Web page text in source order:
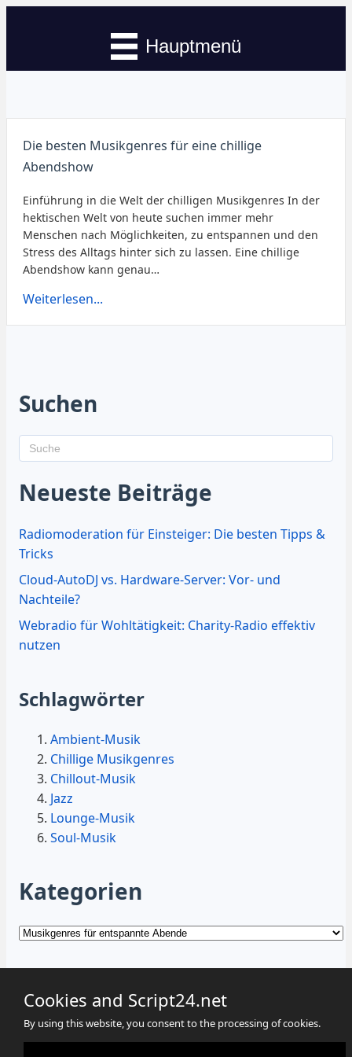
Hauptmenü
Die besten Musikgenres für eine chillige
Abendshow
Einführung in die Welt der chilligen Musikgenres In der
hektischen Welt von heute suchen immer mehr
Menschen nach Möglichkeiten, zu entspannen und den
Stress des Alltags hinter sich zu lassen. Eine chillige
Abendshow kann genau…
Weiterlesen...
Suchen
Neueste Beiträge
Radiomoderation für Einsteiger: Die besten Tipps &
Tricks
Cloud-AutoDJ vs. Hardware-Server: Vor- und
Nachteile?
Webradio für Wohltätigkeit: Charity-Radio effektiv
nutzen
Schlagwörter
Ambient-Musik
Chillige Musikgenres
Chillout-Musik
Jazz
Lounge-Musik
Soul-Musik
Kategorien
Kategorien
Cookies Datenschutz Impressum
Cookies and Script24.net
By using this website, you consent to the processing of cookies.